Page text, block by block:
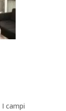
I campi